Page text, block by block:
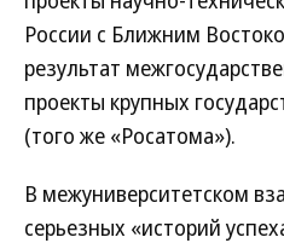
России с Ближним
результат
проекты крупных
(того же «Росатома»).
В межуниверситетском
серьезных «историй